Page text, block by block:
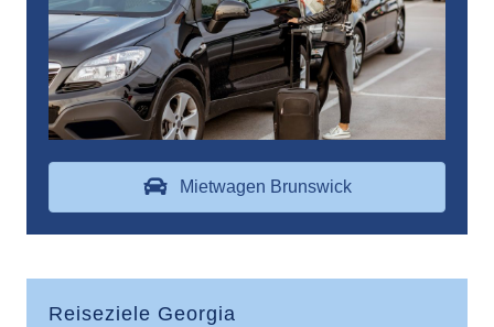
Mietwagen Brunswick
Reiseziele Georgia